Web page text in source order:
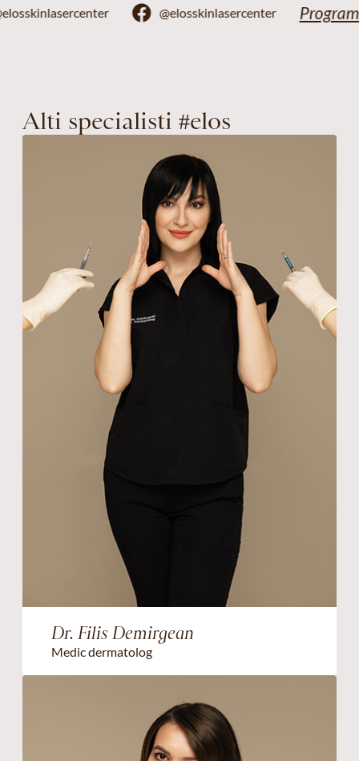
@elosskinlasercenter @elosskinlasercenter
Alti specialisti #elos
Dr. Filis Demirgean
Medic dermatolog